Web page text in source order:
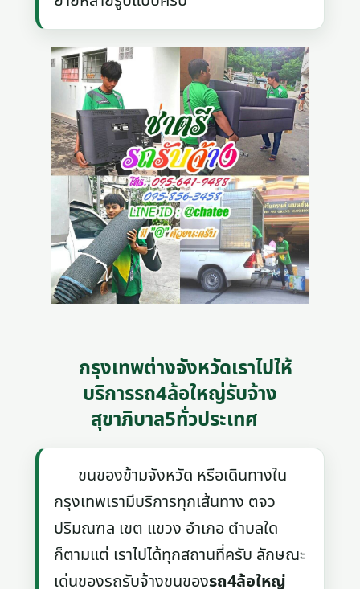
กรุงเทพต่างจังหวัดเราไปให้
บริการรถ4ล้อใหญ่รับจ้าง
สุขาภิบาล5ทั่วประเทศ
ขนของข้ามจังหวัด หรือเดินทางใน
กรุงเทพเรามีบริการทุกเส้นทาง ตจว
ปริมณฑล เขต แขวง อำเภอ ตำบลใด
ก็ตามแต่ เราไปได้ทุกสถานที่ครับ ลักษณะ
เด่นของรถรับจ้างขนของรถ4ล้อใหญ่